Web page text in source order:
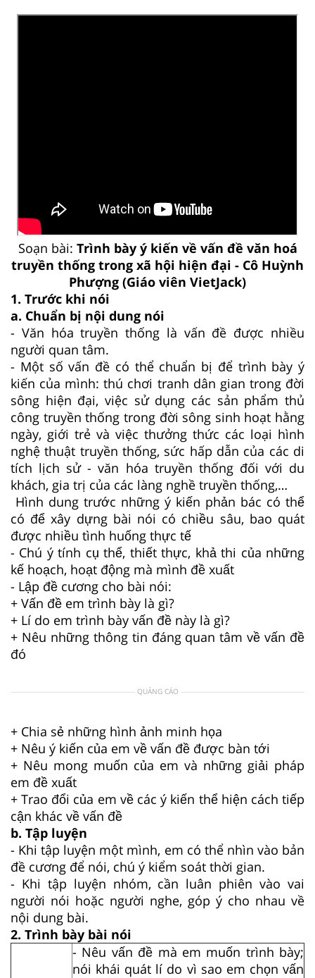
Soạn bài: Trình bày ý kiến về vấn đề văn hoá
truyền thống trong xã hội hiện đại - Cô Huỳnh
Phượng (Giáo viên VietJack)
1. Trước khi nói
a. Chuẩn bị nội dung nói
- Văn hóa truyền thống là vấn đề được nhiều
người quan tâm.
- Một số vấn đề có thể chuẩn bị để trình bày ý
kiến của mình: thú chơi tranh dân gian trong đời
sông hiện đại, việc sử dụng các sản phẩm thủ
công truyền thống trong đời sông sinh hoạt hằng
ngày, giới trẻ và việc thưởng thức các loại hình
nghệ thuật truyền thống, sức hấp dẫn của các di
tích lịch sử - văn hóa truyền thống đối với du
khách, gia trị của các làng nghề truyền thống,…
Hình dung trước những ý kiến phản bác có thể
có để xây dựng bài nói có chiều sâu, bao quát
được nhiều tình huống thực tế
- Chú ý tính cụ thể, thiết thực, khả thi của những
kế hoạch, hoạt động mà mình đề xuất
- Lập đề cương cho bài nói:
+ Vấn đề em trình bày là gì?
+ Lí do em trình bày vấn đề này là gì?
+ Nêu những thông tin đáng quan tâm về vấn đề
đó
QUẢNG CÁO
+ Chia sẻ những hình ảnh minh họa
+ Nêu ý kiến của em về vấn đề được bàn tới
+ Nêu mong muốn của em và những giải pháp
em đề xuất
+ Trao đổi của em về các ý kiến thể hiện cách tiếp
cận khác về vấn đề
b. Tập luyện
- Khi tập luyện một mình, em có thể nhìn vào bản
đề cương để nói, chú ý kiểm soát thời gian.
- Khi tập luyện nhóm, cần luân phiên vào vai
người nói hoặc người nghe, góp ý cho nhau về
nội dung bài.
2. Trình bày bài nói
- Nêu vấn đề mà em muốn trình bày;
nói khái quát lí do vì sao em chọn vấn